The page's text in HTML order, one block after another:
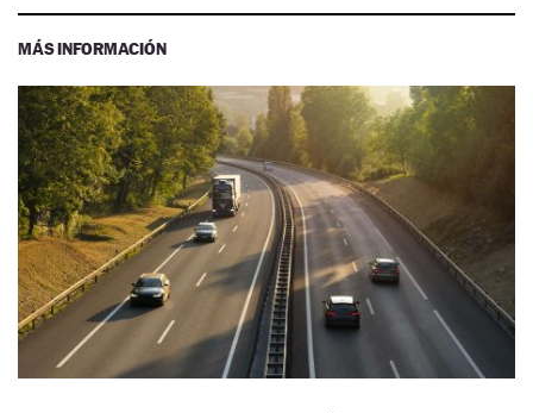
MÁS INFORMACIÓN